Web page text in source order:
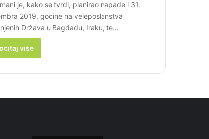
je, kako se tvrdi, planirao napade i 31.
2019. godine na veleposlanstva
Država u Bagdadu, Iraku, te…
više